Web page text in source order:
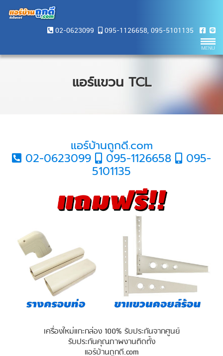
02-0623099 095-1126658, 095-5101135
แอร์แขวน TCL
แอร์บ้านถูกดี.com
02-0623099 095-1126658 095-
5101135
เครื่องใหม่แกะกล่อง 100% รับประกันจากศูนย์
รับประกันคุณภาพงานติดตั้ง
แอร์บ้านถูกดี.com